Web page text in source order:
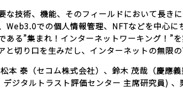
な技術、機能、そのフィールドにおいて長き
Web3.0での個人情報管理、NFTなどを中心
る”集まれ！インターネットワーキング！”
切り口を生みだし、インターネットの無限の
本 泰（セコム株式会社）、鈴木 茂哉（慶應
ジタルトラスト評価センター 主席研究員) 、